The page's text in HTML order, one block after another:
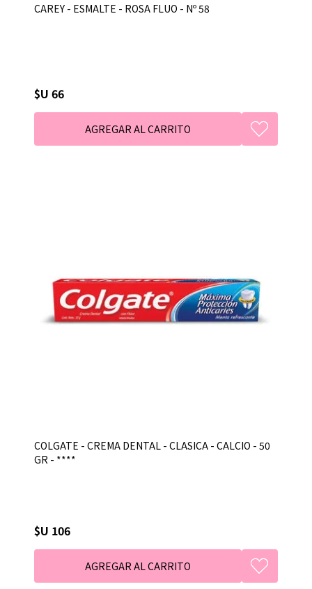
CAREY - ESMALTE - ROSA FLUO - Nº 58
$U 66
COLGATE - CREMA DENTAL - CLASICA - CALCIO - 50
GR - ****
$U 106